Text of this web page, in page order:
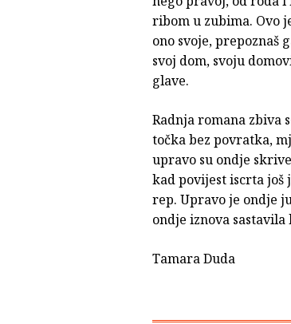
ribom u zubima. Ovo
ono svoje, prepoznaš
svoj dom, svoju
glave.
Radnja romana zbiva
točka bez povratka,
upravo su ondje
kad povijest iscrta
rep. Upravo je ondje
ondje iznova
Tamara Duda